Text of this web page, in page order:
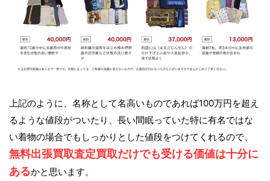
上記のように、名称として名高いものであれば100万円を超え
るような値段がついたり、長い間眠っていた特に有名ではな
い着物の場合でもしっかりとした値段をつけてくれるので、
無料出張買取査定買取だけでも受ける価値は十分に
あるかと思います。